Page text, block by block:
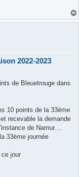
2022-2023
de Bleuetrouge dans
10 points de la 33ème
recevable la demande
de Namur....
33ème journée
jour